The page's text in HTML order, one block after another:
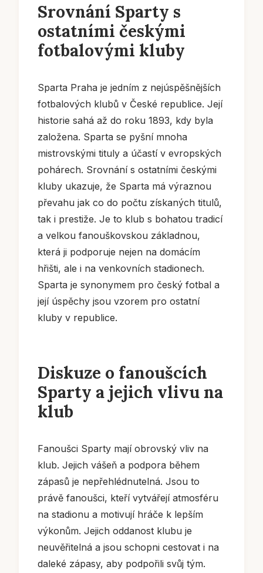
Srovnání Sparty s
ostatními českými
fotbalovými kluby
Sparta Praha je jedním z nejúspěšnějších
fotbalových klubů v České republice. Její
historie sahá až do roku 1893, kdy byla
založena. Sparta se pyšní mnoha
mistrovskými tituly a účastí v evropských
pohárech. Srovnání s ostatními českými
kluby ukazuje, že Sparta má výraznou
převahu jak co do počtu získaných titulů,
tak i prestiže. Je to klub s bohatou tradicí
a velkou fanouškovskou základnou,
která ji podporuje nejen na domácím
hřišti, ale i na venkovních stadionech.
Sparta je synonymem pro český fotbal a
její úspěchy jsou vzorem pro ostatní
kluby v republice.
Diskuze o fanoušcích
Sparty a jejich vlivu na
klub
Fanoušci Sparty mají obrovský vliv na
klub. Jejich vášeň a podpora během
zápasů je nepřehlédnutelná. Jsou to
právě fanoušci, kteří vytvářejí atmosféru
na stadionu a motivují hráče k lepším
výkonům. Jejich oddanost klubu je
neuvěřitelná a jsou schopni cestovat i na
daleké zápasy, aby podpořili svůj tým.